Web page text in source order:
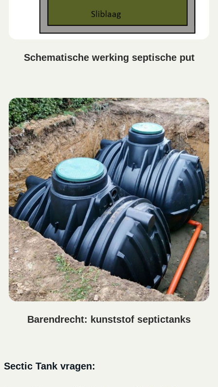
Schematische werking septische put
Barendrecht: kunststof septictanks
Sectic Tank vragen: